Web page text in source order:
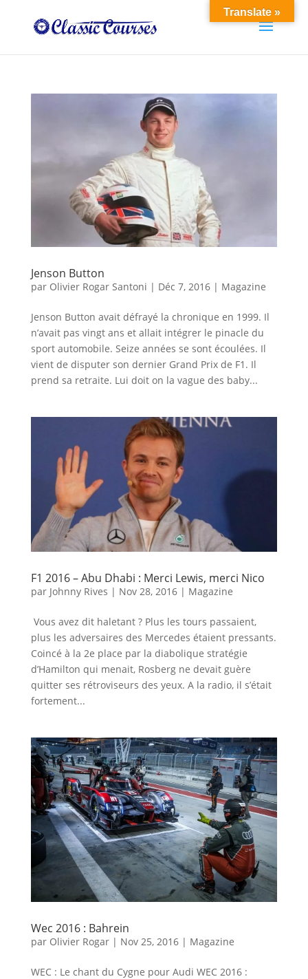
Jenson Button
par Olivier Rogar Santoni | Déc 7, 2016| Magazine
Jenson Button avait défrayé la chronique en 1999. Il
n’avait pas vingt ans et allait intégrer le pinacle du
sport automobile. Seize années se sont écoulées. Il
vient de disputer son dernier Grand Prix de F1. Il
prend sa retraite. Lui doit on la vague des baby...
F1 2016 – Abu Dhabi : Merci Lewis, merci Nico
par Johnny Rives | Nov 28, 2016| Magazine
Vous avez dit haletant ? Plus les tours passaient,
plus les adversaires des Mercedes étaient pressants.
Coincé à la 2e place par la diabolique stratégie
d’Hamilton qui menait, Rosberg ne devait guère
quitter ses rétroviseurs des yeux. A la radio, il s’était
fortement...
Wec 2016 : Bahrein
par Olivier Rogar| Nov 25, 2016| Magazine
WEC : Le chant du Cygne pour Audi WEC 2016 :
Translate »